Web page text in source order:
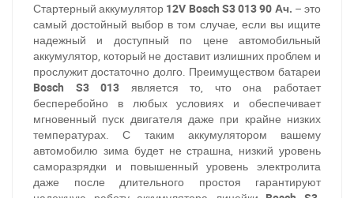
Стартерный аккумулятор 12V Bosch S3 013 90 Ач. – это
самый достойный выбор в том случае, если вы ищите
надежный и доступный по цене автомобильный
аккумулятор, который не доставит излишних проблем и
прослужит достаточно долго. Преимуществом батареи
Bosch S3 013 является то, что она работает
бесперебойно в любых условиях и обеспечивает
мгновенный пуск двигателя даже при крайне низких
температурах. С таким аккумулятором вашему
автомобилю зима будет не страшна, низкий уровень
саморазрядки и повышенный уровень электролита
даже после длительного простоя гарантируют